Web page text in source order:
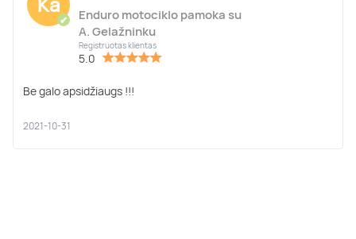
✔
Enduro motociklo pamoka su
A. Gelažninku
Registruotas klientas
5.0
Be galo apsidžiaugs !!!
2021-10-31